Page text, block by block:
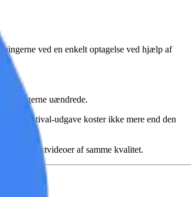
ved en enkelt optagelse ved hjælp af
uændrede.
Festival-udgave koster ikke mere end den
produktvideoer af samme kvalitet.